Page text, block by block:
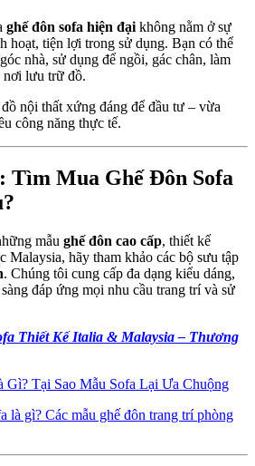
ghế đôn sofa hiện đại không nằm ở sự
hoạt, tiện lợi trong sử dụng. Bạn có thể
nhà, sử dụng để ngồi, gác chân, làm
nơi lưu trữ đồ.
nội thất xứng đáng để đầu tư – vừa
công năng thực tế.
Tìm Mua Ghế Đôn Sofa
mẫu ghế đôn cao cấp, thiết kế
Malaysia, hãy tham khảo các bộ sưu tập
. Chúng tôi cung cấp đa dạng kiểu dáng,
đáp ứng mọi nhu cầu trang trí và sử
Thiết Kế Italia & Malaysia – Thương
Gì? Tại Sao Mẫu Sofa Lại Ưa Chuộng
là gì? Các mẫu ghế đôn trang trí phòng